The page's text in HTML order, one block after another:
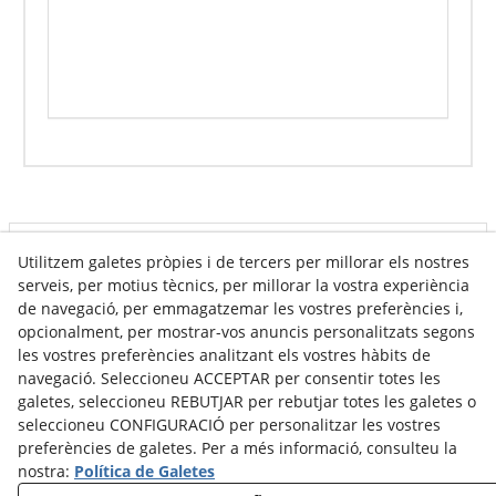
Info venda online
Contacte
Av. Tarragona, s/n
25300 Tàrrega(Lleida)Espanya
973 310 732
carviresa@carviresa.com
Utilitzem galetes pròpies i de tercers per millorar els nostres
serveis, per motius tècnics, per millorar la vostra experiència
de navegació, per emmagatzemar les vostres preferències i,
opcionalment, per mostrar-vos anuncis personalitzats segons
les vostres preferències analitzant els vostres hàbits de
navegació. Seleccioneu ACCEPTAR per consentir totes les
galetes, seleccioneu REBUTJAR per rebutjar totes les galetes o
seleccioneu CONFIGURACIÓ per personalitzar les vostres
preferències de galetes. Per a més informació, consulteu la
nostra: Política de Galetes